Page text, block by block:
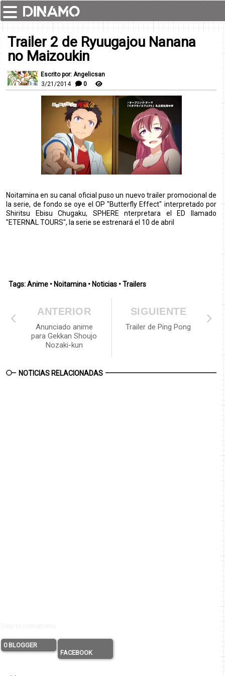
Trailer 2 de Ryuugajou Nanana
no Maizoukin
Escrito por: Angelicsan
3/21/2014
0
Noitamina en su canal oficial puso un nuevo trailer promocional de
la serie, de fondo se oye el OP "Butterfly Effect" interpretado por
Shiritsu Ebisu Chugaku, SPHERE nterpretara el ED llamado
"ETERNAL TOURS", la serie se estrenará el 10 de abril
Tags:Anime • Noitamina • Noticias •Trailers
SIGUIENTE
Trailer de Ping Pong
ANTERIOR
Anunciado anime
para Gekkan Shoujo
Nozaki-kun
NOTICIAS RELACIONADAS
0 BLOGGER
FACEBOOK